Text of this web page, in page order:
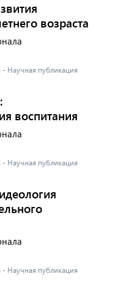
возраста
Научная публикация
воспитания
Научная публикация
Научная публикация